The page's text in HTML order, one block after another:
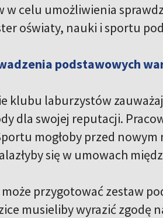
w celu umożliwienia
oświaty, nauki i sportu
podstawowych
klubu laburzystów
dla swojej reputacji.
mogłoby przed
się w umowach
przygotować zestaw
musieliby wyrazić zgodę